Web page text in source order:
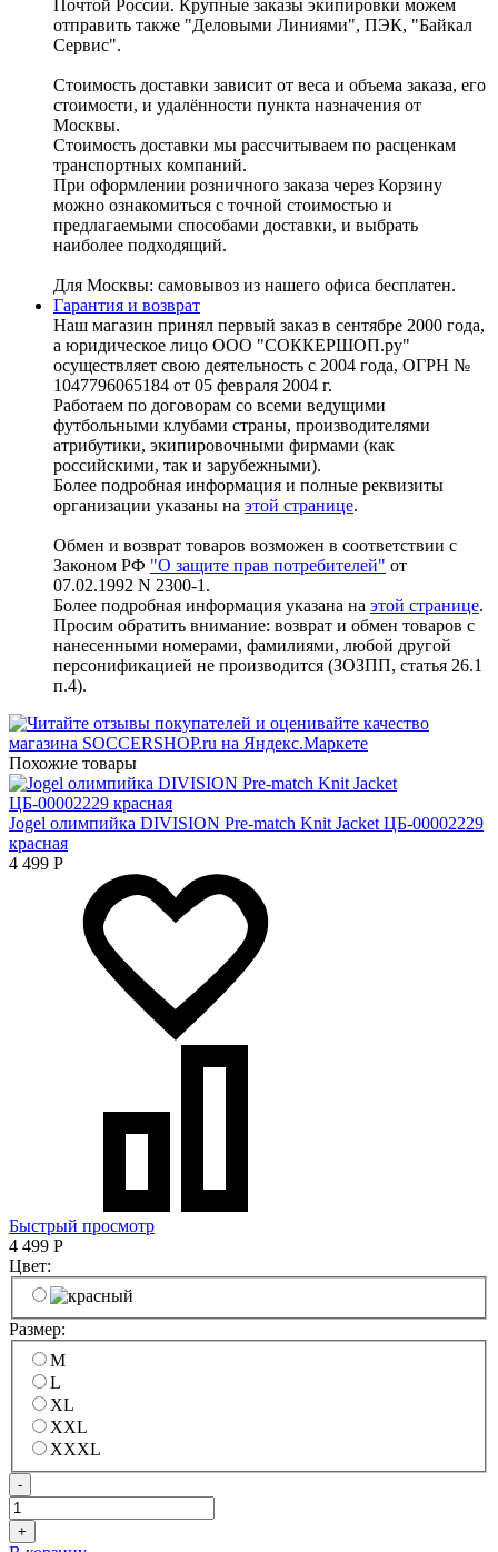
Почтой России. Крупные заказы экипировки можем
отправить также "Деловыми Линиями", ПЭК, "Байкал
Сервис".
Стоимость доставки зависит от веса и объема заказа, его
стоимости, и удалённости пункта назначения от
Москвы.
Стоимость доставки мы рассчитываем по расценкам
транспортных компаний.
При оформлении розничного заказа через Корзину
можно ознакомиться с точной стоимостью и
предлагаемыми способами доставки, и выбрать
наиболее подходящий.
Для Москвы: самовывоз из нашего офиса бесплатен.
Гарантия и возврат
Наш магазин принял первый заказ в сентябре 2000 года,
а юридическое лицо ООО "СОККЕРШОП.ру"
осуществляет свою деятельность с 2004 года, ОГРН №
1047796065184 от 05 февраля 2004 г.
Работаем по договорам со всеми ведущими
футбольными клубами страны, производителями
атрибутики, экипировочными фирмами (как
российскими, так и зарубежными).
Более подробная информация и полные реквизиты
организации указаны на этой странице.
Обмен и возврат товаров возможен в соответствии с
Законом РФ "О защите прав потребителей" от
07.02.1992 N 2300-1.
Более подробная информация указана на этой странице.
Просим обратить внимание: возврат и обмен товаров с
нанесенными номерами, фамилиями, любой другой
персонификацией не производится (ЗОЗПП, статья 26.1
п.4).
Похожие товары
Jogel олимпийка DIVISION Pre-match Knit Jacket ЦБ-00002229
красная
4 499 Р
Быстрый просмотр
4 499 Р
Цвет:
Размер:
M
L
XL
XXL
XXXL
-
+